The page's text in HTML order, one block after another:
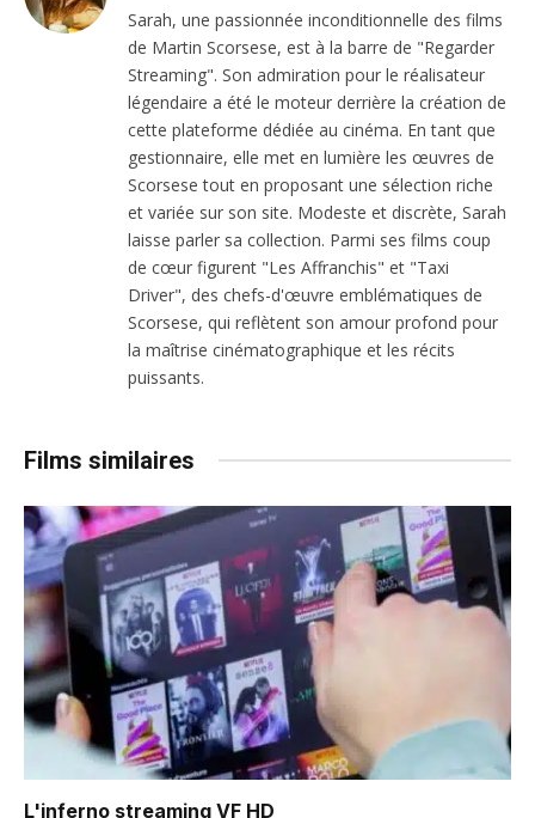
Sarah, une passionnée inconditionnelle des films
de Martin Scorsese, est à la barre de "Regarder
Streaming". Son admiration pour le réalisateur
légendaire a été le moteur derrière la création de
cette plateforme dédiée au cinéma. En tant que
gestionnaire, elle met en lumière les œuvres de
Scorsese tout en proposant une sélection riche
et variée sur son site. Modeste et discrète, Sarah
laisse parler sa collection. Parmi ses films coup
de cœur figurent "Les Affranchis" et "Taxi
Driver", des chefs-d'œuvre emblématiques de
Scorsese, qui reflètent son amour profond pour
la maîtrise cinématographique et les récits
puissants.
Films similaires
L'inferno streaming VF HD